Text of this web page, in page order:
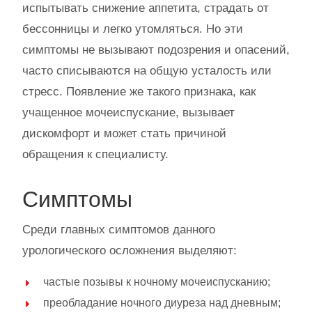
испытывать снижение аппетита, страдать от
бессонницы и легко утомляться. Но эти
симптомы не вызывают подозрения и опасений,
часто списываются на общую усталость или
стресс. Появление же такого признака, как
учащенное мочеиспускание, вызывает
дискомфорт и может стать причиной
обращения к специалисту.
Симптомы
Среди главных симптомов данного
урологического осложнения выделяют:
частые позывы к ночному мочеиспусканию;
преобладание ночного диуреза над дневным;